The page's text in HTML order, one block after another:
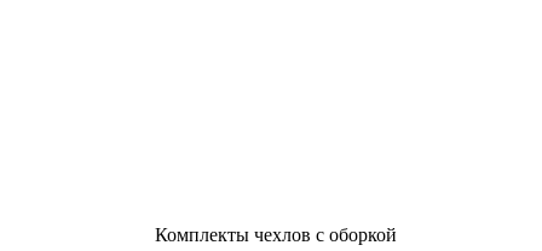
Комплекты чехлов с оборкой